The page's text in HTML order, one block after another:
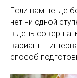
Если вам негде
нет ни одной
в день
вариант –
способ